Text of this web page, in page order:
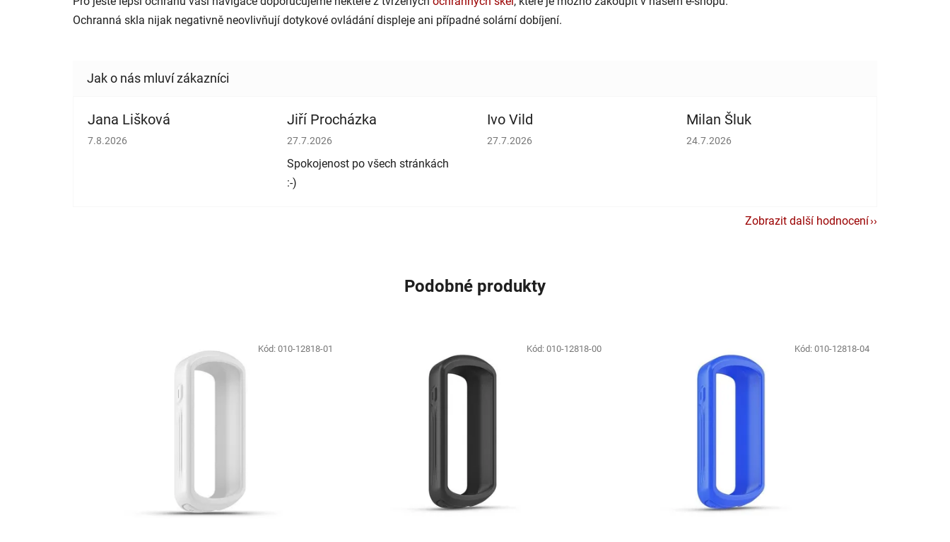
Ochranná skla nijak negativně neovlivňují dotykové ovládání displeje ani případné solární dobíjení.
Jana Lišková
Hodnocení obchodu je 5 z 5 hvězdiček.
7.8.2026
Jiří Procházka
Hodnocení obchodu je 5 z 5 hvězdiček.
27.7.2026
Spokojenost po všech stránkách
:-)
Ivo Vild
Hodnocení obchodu je 5 z 5 hvězdiček.
27.7.2026
Milan Šluk
Hodnocení obchodu je 5 z 5 hvězdiček.
24.7.2026
Zobrazit další hodnocení
Podobné produkty
Kód:010-12818-01 Kód: 010-12818-00 Kód: 010-12818-04